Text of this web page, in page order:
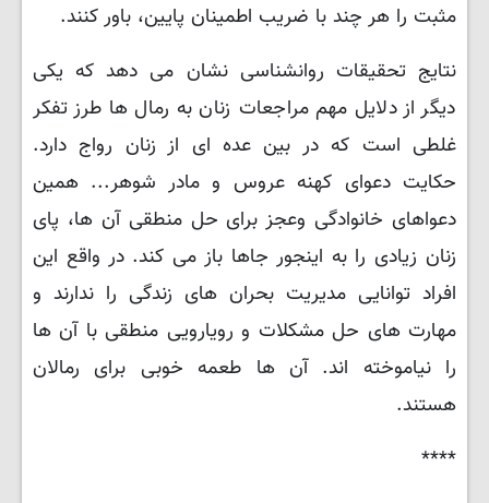
مثبت را هر چند با ضریب اطمینان پایین، باور کنند.
نتایج تحقیقات روانشناسی نشان می دهد که یکی
دیگر از دلایل مهم مراجعات زنان به رمال ها طرز تفکر
غلطی است که در بین عده ای از زنان رواج دارد.
حکایت دعوای کهنه عروس و مادر شوهر... همین
دعواهای خانوادگی وعجز برای حل منطقی آن ها، پای
زنان زیادی را به اینجور جاها باز می کند. در واقع این
افراد توانایی مدیریت بحران های زندگی را ندارند و
مهارت های حل مشکلات و رویارویی منطقی با آن ها
را نیاموخته اند. آن ها طعمه خوبی برای رمالان
هستند.
****